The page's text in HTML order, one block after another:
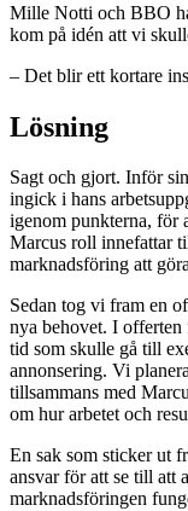
Mille Notti och BBO
kom på idén att vi
– Det blir ett kortare
Lösning
Sagt och gjort. Inför
ingick i hans
igenom punkterna, för
Marcus roll innefattar
marknadsföring att
Sedan tog vi fram en
nya behovet. I
tid som skulle gå till
annonsering. Vi
tillsammans med
om hur arbetet och
En sak som sticker ut
ansvar för att se till att
marknadsföringen